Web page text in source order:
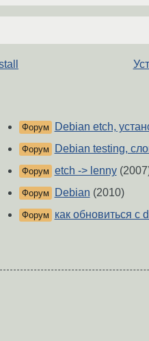
Форум Debian etch,
Форум Debian testing,
Форум etch -> lenny
Форум Debian (2010)
Форум как обновиться с